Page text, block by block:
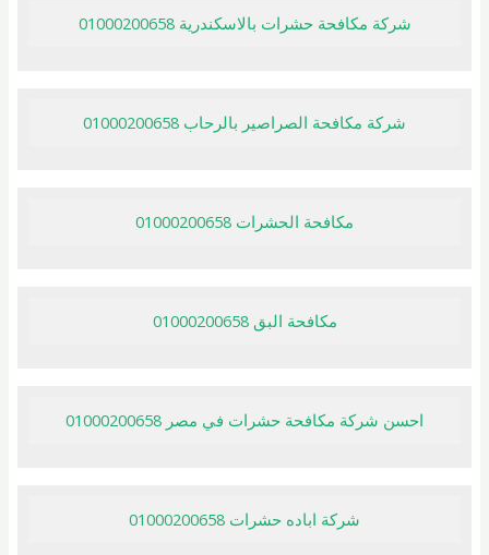
شركة مكافحة حشرات بالاسكندرية 01000200658
شركة مكافحة الصراصير بالرحاب 01000200658
مكافحة الحشرات 01000200658
مكافحة البق 01000200658
احسن شركة مكافحة حشرات في مصر 01000200658
شركة اباده حشرات 01000200658